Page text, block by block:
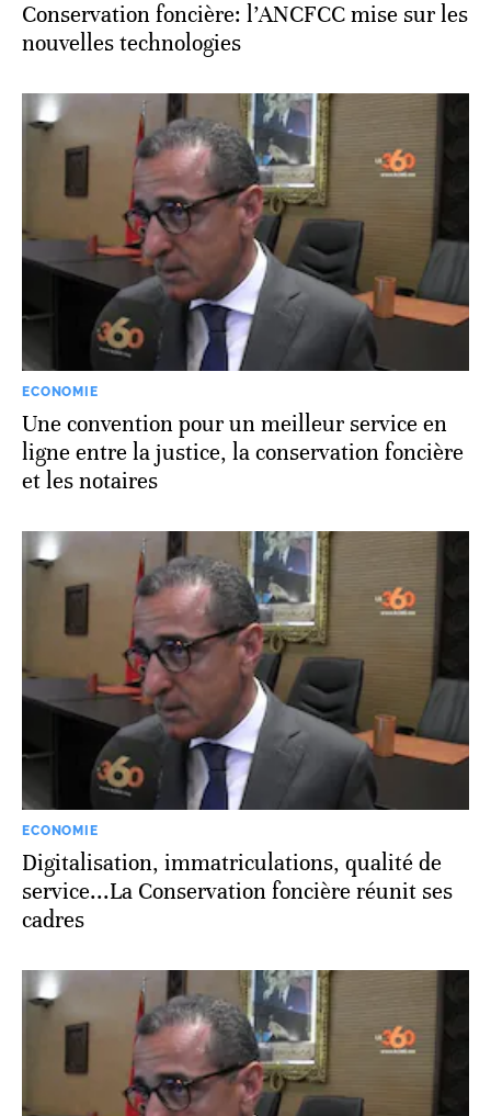
Conservation foncière: l’ANCFCC mise sur les
nouvelles technologies
ECONOMIE
Une convention pour un meilleur service en
ligne entre la justice, la conservation foncière
et les notaires
ECONOMIE
Digitalisation, immatriculations, qualité de
service...La Conservation foncière réunit ses
cadres